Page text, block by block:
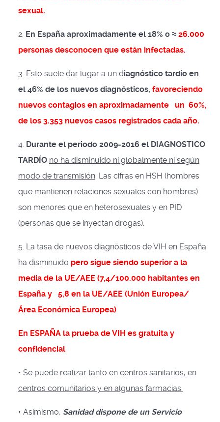
sexual.
2. En España aproximadamente el 18% o ≈ 26.000
personas desconocen que están infectadas.
3. Esto suele dar lugar a un diagnóstico tardío en
el 46% de los nuevos diagnósticos, favoreciendo
nuevos contagios en aproximadamente un 60%,
de los 3.353 nuevos casos registrados cada año.
4. Durante el periodo 2009-2016 el DIAGNOSTICO
TARDÍO no ha disminuido ni globalmente ni según
modo de transmisión. Las cifras en HSH (hombres
que mantienen relaciones sexuales con hombres)
son menores que en heterosexuales y en PID
(personas que se inyectan drogas).
5. La tasa de nuevos diagnósticos de VIH en España
ha disminuido pero sigue siendo superior a la
media de la UE/AEE (7,4/100.000 habitantes en
España y 5,8 en la UE/AEE (Unión Europea/
Área Económica Europea)
En ESPAÑA la prueba de VIH es gratuita y
confidencial
• Se puede realizar tanto en centros sanitarios, en
centros comunitarios y en algunas farmacias.
• Asimismo, Sanidad dispone de un Servicio